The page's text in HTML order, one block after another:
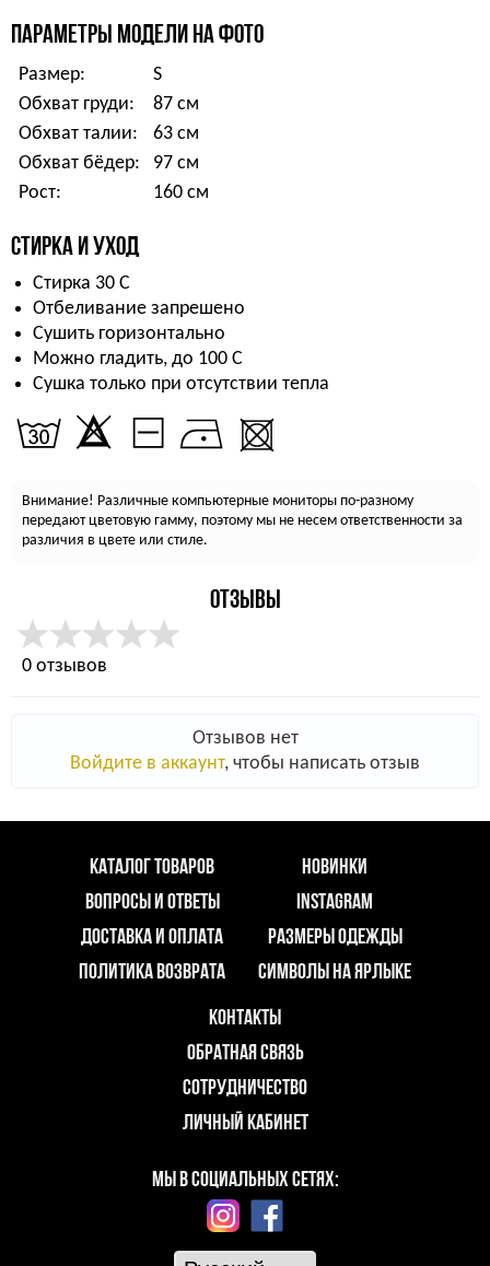
ПАРАМЕТРЫ МОДЕЛИ НА ФОТО
Размер:
S
Обхват груди:
87 см
Обхват талии:
63 см
Обхват бёдер:
97 см
Рост:
160 см
СТИРКА И УХОД
Стирка 30 С
Отбеливание запрешено
Сушить горизонтально
Можно гладить, до 100 С
Сушка только при отсутствии тепла
Внимание! Различные компьютерные мониторы по-разному
передают цветовую гамму, поэтому мы не несем ответственности за
различия в цвете или стиле.
ОТЗЫВЫ
0 отзывов
Отзывов нет
Войдите в аккаунт, чтобы написать отзыв
КАТАЛОГ ТОВАРОВ
ВОПРОСЫ И ОТВЕТЫ
ДОСТАВКА И ОПЛАТА
ПОЛИТИКА ВОЗВРАТА
НОВИНКИ
INSTAGRAM
РАЗМЕРЫ ОДЕЖДЫ
СИМВОЛЫ НА ЯРЛЫКЕ
КОНТАКТЫ
ОБРАТНАЯ СВЯЗЬ
СОТРУДНИЧЕСТВО
ЛИЧНЫЙ КАБИНЕТ
МЫ В СОЦИАЛЬНЫХ СЕТЯХ: